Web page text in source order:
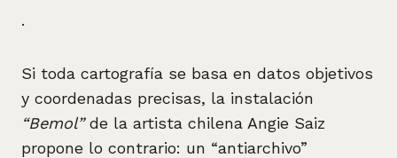
.
Si toda cartografía se basa en datos objetivos
y coordenadas precisas, la instalación
“Bemol”de la artista chilena Angie Saiz
propone lo contrario: un “antiarchivo”